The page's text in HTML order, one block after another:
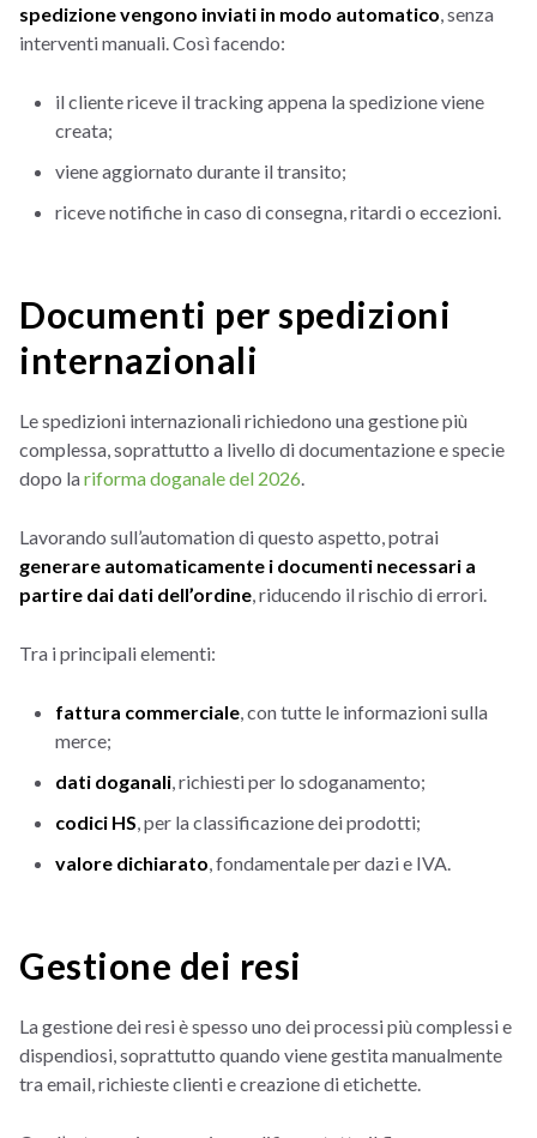
spedizione vengono inviati in modo automatico, senza
interventi manuali. Così facendo:
il cliente riceve il tracking appena la spedizione viene
creata;
viene aggiornato durante il transito;
riceve notifiche in caso di consegna, ritardi o eccezioni.
Documenti per spedizioni
internazionali
Le spedizioni internazionali richiedono una gestione più
complessa, soprattutto a livello di documentazione e specie
dopo lariforma doganale del 2026.
Lavorando sull’automation di questo aspetto, potrai
generare automaticamente i documenti necessari a
partire dai dati dell’ordine, riducendo il rischio di errori.
Tra i principali elementi:
fattura commerciale, con tutte le informazioni sulla
merce;
dati doganali, richiesti per lo sdoganamento;
codici HS, per la classificazione dei prodotti;
valore dichiarato, fondamentale per dazi e IVA.
Gestione dei resi
La gestione dei resi è spesso uno dei processi più complessi e
dispendiosi, soprattutto quando viene gestita manualmente
tra email, richieste clienti e creazione di etichette.